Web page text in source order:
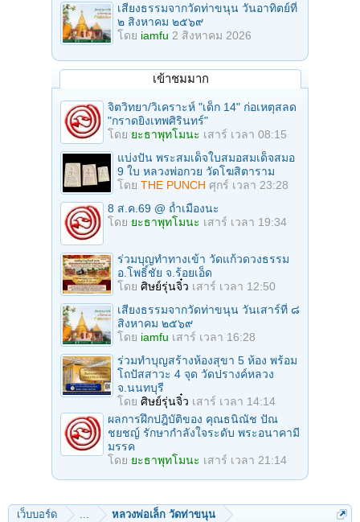
เสียงธรรมจากวัดท่าขนุน วันอาทิตย์ที่
๒ สิงหาคม ๒๕๖๙
โดย iamfu 2 สิงหาคม 2026
เข้าชมมาก
จิตวิทยา/วิเคราะห์ "เด็ก 14" ก่อเหตุสลด
"กราดยิงเทพศิรินทร์"
โดย ยะธาพุทโมนะ เสาร์ เวลา 08:15
แบ่งปัน พระสมเด็จใบสมอสมเด็จสมอ
9 ใบ หลวงพ่อกวย วัดโฆสิตาราม
โดย THE PUNCH ศุกร์ เวลา 23:28
8 ส.ค.69 @ ถ้ำเมืองนะ
โดย ยะธาพุทโมนะ เสาร์ เวลา 19:34
ร่วมบุญทําทางเข้า วัดแก้วดวงธรรม
อ.โพธิ์ชัย จ.ร้อยเอ็ด
โดย ศิษย์รุ่นจิ๋ว เสาร์ เวลา 12:50
เสียงธรรมจากวัดท่าขนุน วันเสาร์ที่ ๘
สิงหาคม ๒๕๖๙
โดย iamfu เสาร์ เวลา 16:28
ร่วมทําบุญสร้างห้องสุขา 5 ห้อง พร้อม
โถปัสสาวะ 4 จุด วัดปรางค์หลวง
จ.นนทบุรี
โดย ศิษย์รุ่นจิ๋ว เสาร์ เวลา 14:14
ผลการฝึกปฎิบัติของ คุณธนิณัช ปัณ
ชยชญ์ รักษากำลังใจระดับ พระอนาคามี
มรรค
โดย ยะธาพุทโมนะ เสาร์ เวลา 21:14
เว็บบอร์ด หลวงพ่อเล็ก วัดท่าขนุน